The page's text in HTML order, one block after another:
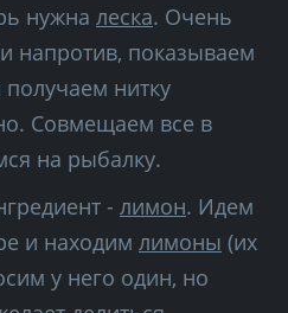
нужна леска. Очень
напротив, показываем
нитку
Совмещаем все в
на рыбалку.
- лимон. Идем
и находим лимоны (их
у него один, но